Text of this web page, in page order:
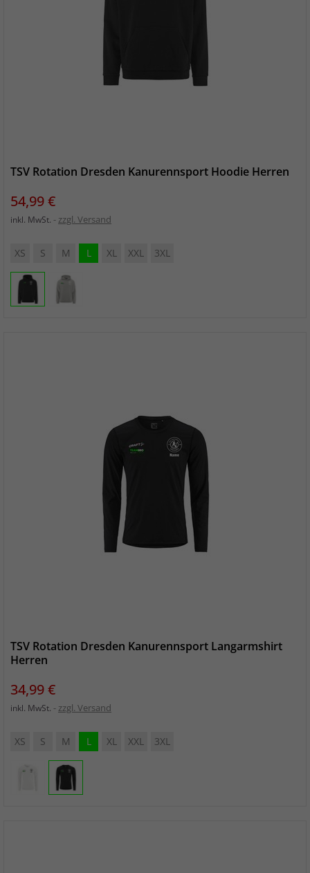
TSV Rotation Dresden Kanurennsport Hoodie Herren
Preis
54,99 €
inkl. MwSt. zzgl. Versand
XS S M L XL XXL 3XL
TSV Rotation Dresden Kanurennsport Langarmshirt
Herren
Preis
34,99 €
inkl. MwSt. zzgl. Versand
XS S M L XL XXL 3XL